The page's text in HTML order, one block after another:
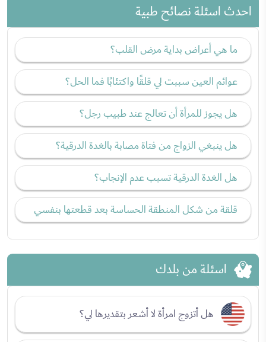
احدث اسئلة نصائح طبية
ما هي أعراض بداية مرض القلب؟
عوائم العين سببت لي قلقًا واكتئابًا فما الحل؟
هل يجوز للمرأة أن تعالج عند طبيب رجل؟
هل ينبغي الزواج من فتاة مصابة بالغدة الدرقية؟
هل الغدة الدرقية تسبب عدم الإنجاب؟
قلقة من شكل المنطقة الحساسة بعد قطعتها بنفسي
اسئلة من بلدك
هل أتزوج امرأة لا أشعر بتقديرها لي؟